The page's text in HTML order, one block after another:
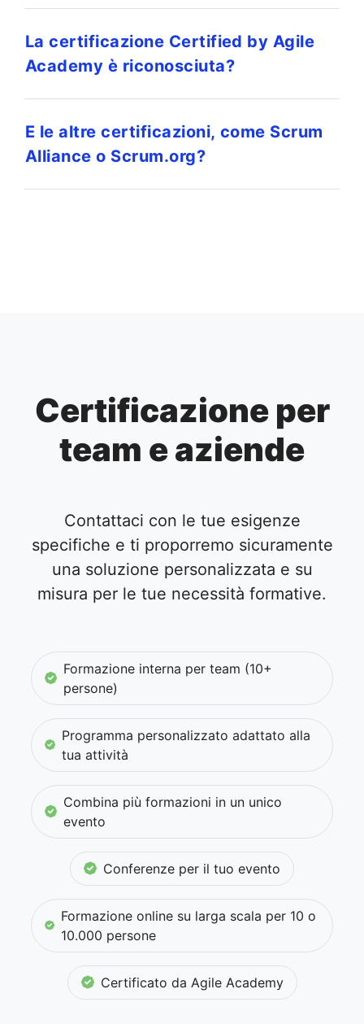
La certificazione Certified by Agile
Academy è riconosciuta?
E le altre certificazioni, come Scrum
Alliance o Scrum.org?
Certificazione per
team e aziende
Contattaci con le tue esigenze
specifiche e ti proporremo sicuramente
una soluzione personalizzata e su
misura per le tue necessità formative.
Formazione interna per team (10+
persone)
Programma personalizzato adattato alla
tua attività
Combina più formazioni in un unico
evento
Conferenze per il tuo evento
Formazione online su larga scala per 10 o
10.000 persone
Certificato da Agile Academy